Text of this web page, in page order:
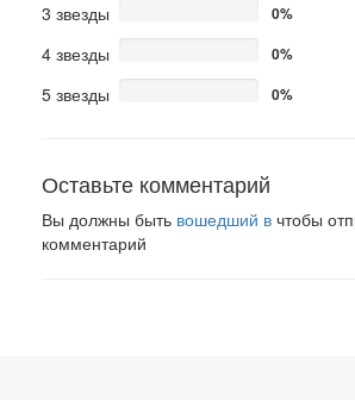
3 звезды 0%
4 звезды 0%
5 звезды 0%
Оставьте комментарий
Вы должны быть вошедший в чтобы
комментарий